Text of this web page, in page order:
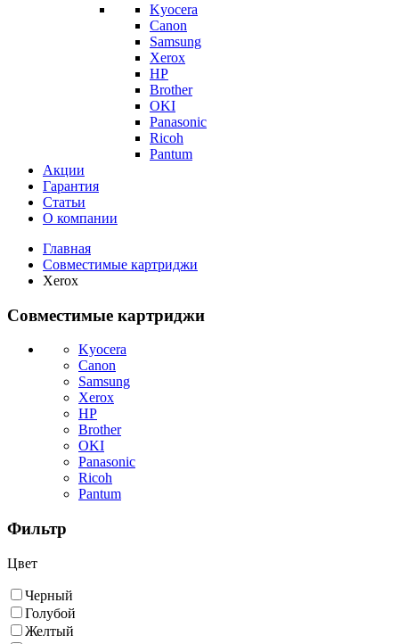
Kyocera
Canon
Samsung
Xerox
HP
Brother
OKI
Panasonic
Ricoh
Pantum
Акции
Гарантия
Статьи
О компании
Главная
Совместимые картриджи
Xerox
Совместимые картриджи
Kyocera
Canon
Samsung
Xerox
HP
Brother
OKI
Panasonic
Ricoh
Pantum
Фильтр
Цвет
Черный
Голубой
Желтый